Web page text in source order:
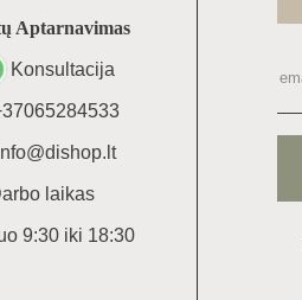
Aptarnavimas
Konsultacija
laikas
9:30 iki 18:30